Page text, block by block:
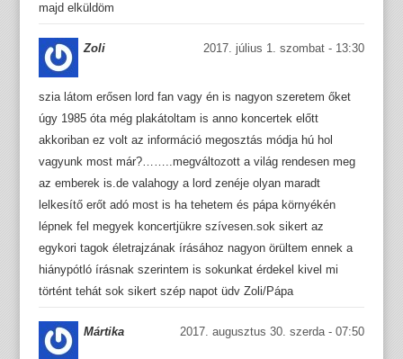
majd elküldöm
Zoli 2017. július 1. szombat - 13:30
szia látom erősen lord fan vagy én is nagyon szeretem őket
úgy 1985 óta még plakátoltam is anno koncertek előtt
akkoriban ez volt az információ megosztás módja hú hol
vagyunk most már?……..megváltozott a világ rendesen meg
az emberek is.de valahogy a lord zenéje olyan maradt
lelkesítő erőt adó most is ha tehetem és pápa környékén
lépnek fel megyek koncertjükre szívesen.sok sikert az
egykori tagok életrajzának írásához nagyon örültem ennek a
hiánypótló írásnak szerintem is sokunkat érdekel kivel mi
történt tehát sok sikert szép napot üdv Zoli/Pápa
Mártika 2017. augusztus 30. szerda - 07:50